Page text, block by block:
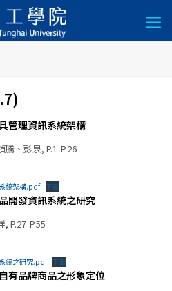
管理資訊系統架構
、彭泉, P.1-P.26
統架構.pdf 下載
開發資訊系統之研究
P.27-P.55
統之研究.pdf 下載
有品牌商品之形象定位